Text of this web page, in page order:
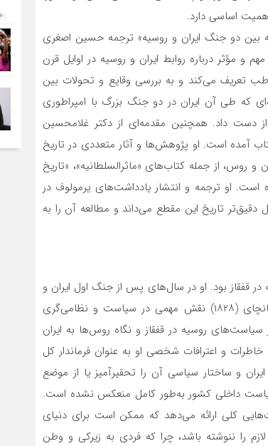
اساسی دارد.
بین دو جنگ ایران و روسیه» ترجمه‌ حسین اصغری
و مؤثر درباره روابط ایران و روسیه در اوایل قرن
تعریف می‌کند و به بررسی وقایع و تحولات بین
ترکمانچای (۱۸۲۸) می‌پردازد؛ دوره‌ای که طی آن ایران در دو جنگ بزرگ با امپراطوری
دست داد. همچنین مقدمه‌ای از دکتر غلامحسین
کتاب آمده است. او پژوهش‌ها و آثار متعددی در تاریخ
از جمله کتاب‌های «ماثرالسلطانیه»، «تاریخ
است. او ترجمه و انتشار یادداشت‌های یرمولوف در
تاریخ این مقطع می‌داند و مطالعه آن را به
قفقاز بود. او در سال‌های پس از جنگ اول ایران و
روسیه و پیمان گلستان (۱۸۱۳) تا پیش از جنگ دوم و پیمان ترکمانچای (۱۸۲۸) نقش مهمی در سیاست و نظامی‌گری
روسیه در قفقاز و نگاه روس‌ها به ایران
و اعترافات شخصی او به عنوان فرماندار کل
و ساختار سیاسی آن را تحقیرآمیز یا از موضع
سیاست داخلی کشور به‌طور کامل منعکس نشده است.
کلی ارائه می‌دهد که ممکن است برای دنیای
را ننوشته باشد، چرا که فردی به زیرکی و وطن